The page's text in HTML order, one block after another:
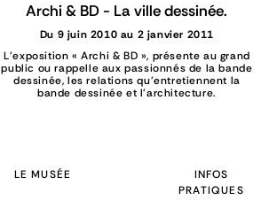
Archi & BD - La ville dessinée.
Du 9 juin 2010 au 2 janvier 2011
L'exposition « Archi & BD », présente au grand
public ou rappelle aux passionnés de la bande
dessinée, les relations qu'entretiennent la
bande dessinée et l'architecture.
LE MUSÉE
INFOS
PRATIQUES